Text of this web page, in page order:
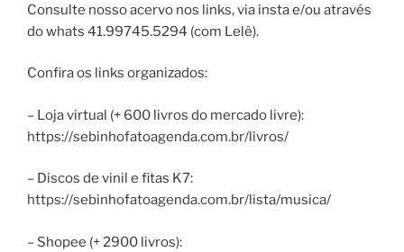
Consulte nosso acervo nos links, via insta e/ou através
do whats 41.99745.5294 (com Lelê).
Confira os links organizados:
– Loja virtual (+ 600 livros do mercado livre):
https://sebinhofatoagenda.com.br/livros/
– Discos de vinil e fitas K7:
https://sebinhofatoagenda.com.br/lista/musica/
– Shopee (+ 2900 livros):